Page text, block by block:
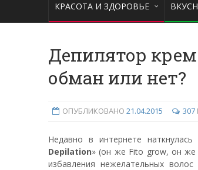
КРАСОТА И ЗДОРОВЬЕ
Депилятор
обман или нет?
ОПУБЛИКОВАНО 21.04.2015 307
Недавно в интернете
Depilation» (он же Fito grow, он же
избавления нежелательных